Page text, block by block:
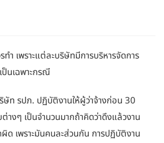
ทำ เพราะแต่ละบริษัทมีการบริหารจัดการ
นเฉพาะกรณี
ษัท รปภ. ปฏิบัติงานให้ผู้ว่าจ้างก่อน 30
ต่างๆ เป็นจำนวนมากถ้าคิดว่าดึงแล้วงาน
ด เพราะมันคนละส่วนกัน การปฏิบัติงาน